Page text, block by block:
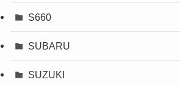
S660
SUBARU
SUZUKI